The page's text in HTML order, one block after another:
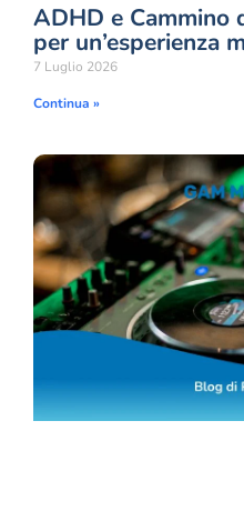
ADHD e Cammino
per un’esperienza
7 Luglio 2026
Continua »